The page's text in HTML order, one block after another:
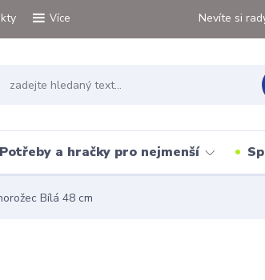
Více Nevíte si
Potřeby a hračky pro nejmenší
Bílá 48 cm